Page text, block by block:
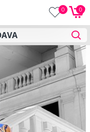
0 0